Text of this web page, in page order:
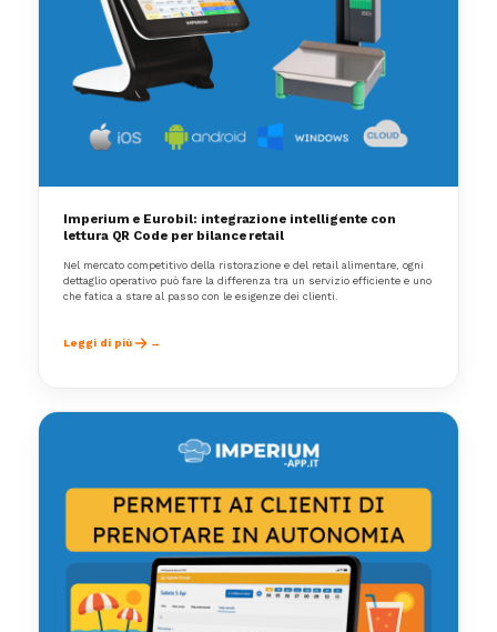
Imperium e Eurobil: integrazione intelligente con
lettura QR Code per bilance retail
Nel mercato competitivo della ristorazione e del retail alimentare, ogni
dettaglio operativo può fare la differenza tra un servizio efficiente e uno
che fatica a stare al passo con le esigenze dei clienti.
Leggi di più